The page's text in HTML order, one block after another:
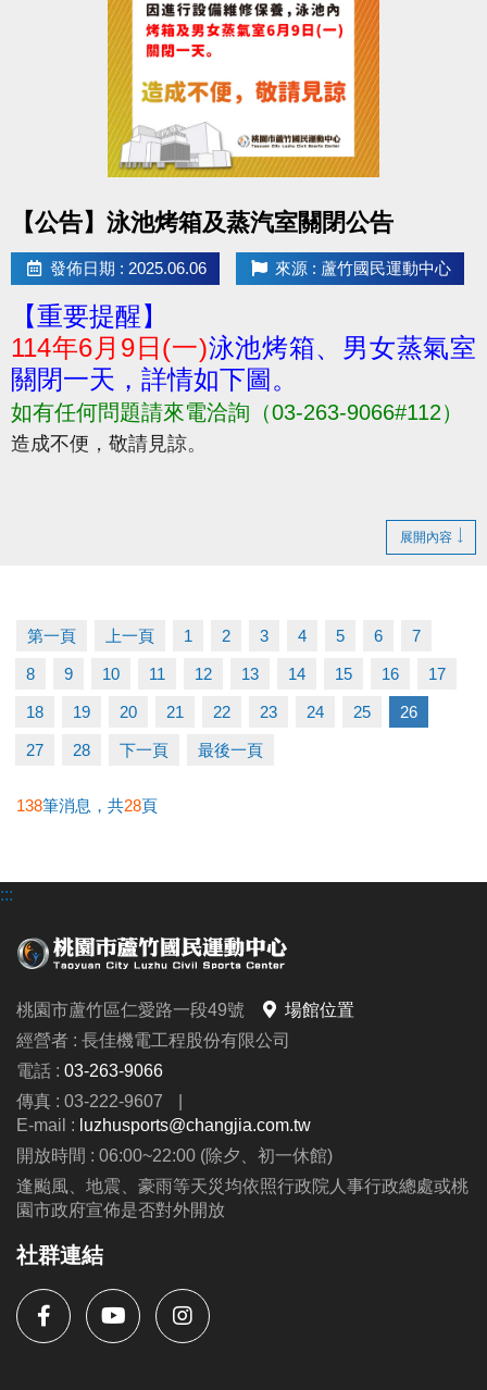
【公告】泳池烤箱及蒸汽室關閉公告
發佈日期 : 2025.06.06 來源 : 蘆竹國民運動中心
【重要提醒】
114年6月9日(一)泳池烤箱、男女蒸氣室
關閉一天，詳情如下圖。
如有任何問題請來電洽詢（03-263-9066#112）
造成不便，敬請見諒。
展開內容
第一頁 上一頁 1 2 3 4 5 6 7
8 9 10 11 12 13 14 15 16 17
18 19 20 21 22 23 24 25 26
27 28 下一頁 最後一頁
138筆消息，共28頁
:::
桃園市蘆竹區仁愛路一段49號
場館位置
經營者 : 長佳機電工程股份有限公司
電話 : 03-263-9066
傳真 : 03-222-9607
|
E-mail : luzhusports@changjia.com.tw
開放時間 : 06:00~22:00 (除夕、初一休館)
逢颱風、地震、豪雨等天災均依照行政院人事行政總處或桃
園市政府宣佈是否對外開放
社群連結